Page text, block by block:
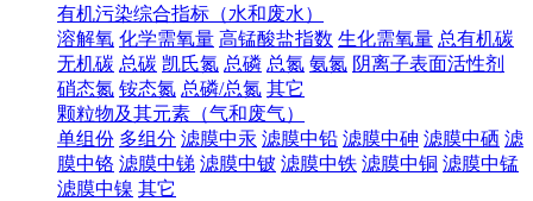
有机污染综合指标（水和废水）
溶解氧 化学需氧量 高锰酸盐指数 生化需氧量 总有机碳
无机碳 总碳 凯氏氮 总磷 总氮 氨氮 阴离子表面活性剂
硝态氮 铵态氮 总磷/总氮 其它
颗粒物及其元素（气和废气）
单组份 多组分 滤膜中汞 滤膜中铅 滤膜中砷 滤膜中硒 滤
膜中铬 滤膜中锑 滤膜中铍 滤膜中铁 滤膜中铜 滤膜中锰
滤膜中镍 其它